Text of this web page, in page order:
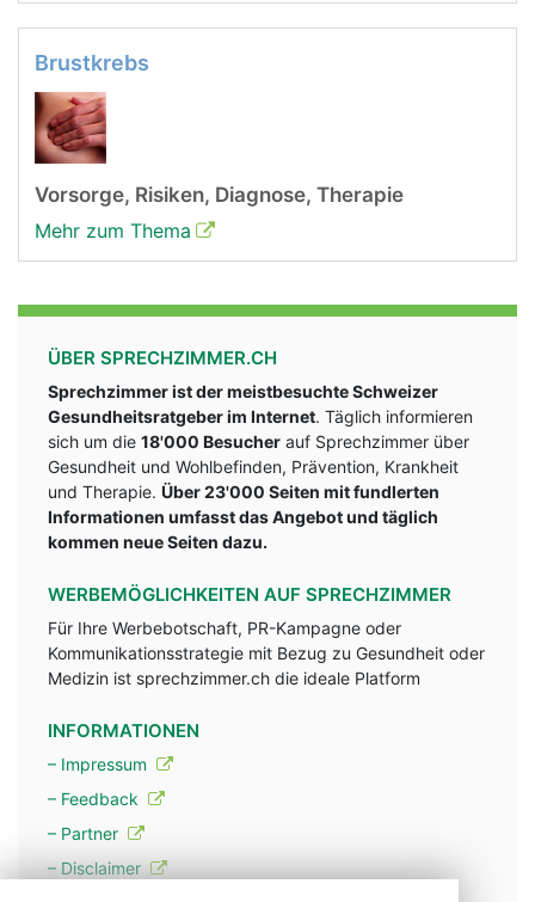
Brustkrebs
Vorsorge, Risiken, Diagnose, Therapie
Mehr zum Thema
ÜBER SPRECHZIMMER.CH
Sprechzimmer ist der meistbesuchte Schweizer
Gesundheitsratgeber im Internet. Täglich informieren
sich um die 18'000 Besucher auf Sprechzimmer über
Gesundheit und Wohlbefinden, Prävention, Krankheit
und Therapie. Über 23'000 Seiten mit fundlerten
Informationen umfasst das Angebot und täglich
kommen neue Seiten dazu.
WERBEMÖGLICHKEITEN AUF SPRECHZIMMER
Für Ihre Werbebotschaft, PR-Kampagne oder
Kommunikationsstrategie mit Bezug zu Gesundheit oder
Medizin ist sprechzimmer.ch die ideale Platform
INFORMATIONEN
– Impressum
– Feedback
– Partner
– Disclaimer